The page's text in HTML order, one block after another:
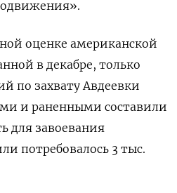
оценке американской
в декабре, только
по захвату Авдеевки
и раненными составили
для завоевания
потребовалось 3 тыс.